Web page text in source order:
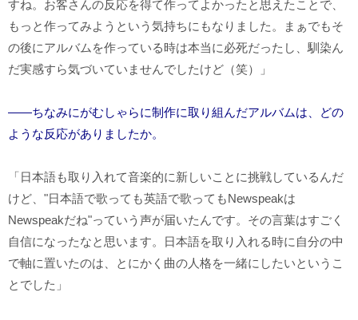
すね。お客さんの反応を得て作ってよかったと思えたことで、
もっと作ってみようという気持ちにもなりました。まぁでもそ
の後にアルバムを作っている時は本当に必死だったし、馴染ん
だ実感すら気づいていませんでしたけど（笑）」
――ちなみにがむしゃらに制作に取り組んだアルバムは、どの
ような反応がありましたか。
「日本語も取り入れて音楽的に新しいことに挑戦しているんだ
けど、"日本語で歌っても英語で歌ってもNewspeakは
Newspeakだね"っていう声が届いたんです。その言葉はすごく
自信になったなと思います。日本語を取り入れる時に自分の中
で軸に置いたのは、とにかく曲の人格を一緒にしたいというこ
とでした」